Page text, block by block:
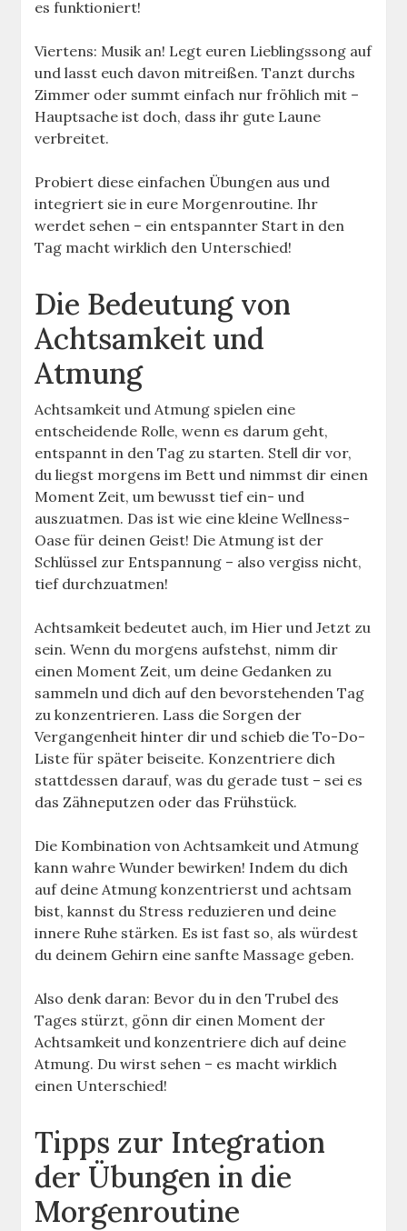
es funktioniert!
Viertens: Musik an! Legt euren Lieblingssong auf
und lasst euch davon mitreißen. Tanzt durchs
Zimmer oder summt einfach nur fröhlich mit –
Hauptsache ist doch, dass ihr gute Laune
verbreitet.
Probiert diese einfachen Übungen aus und
integriert sie in eure Morgenroutine. Ihr
werdet sehen – ein entspannter Start in den
Tag macht wirklich den Unterschied!
Die Bedeutung von
Achtsamkeit und
Atmung
Achtsamkeit und Atmung spielen eine
entscheidende Rolle, wenn es darum geht,
entspannt in den Tag zu starten. Stell dir vor,
du liegst morgens im Bett und nimmst dir einen
Moment Zeit, um bewusst tief ein- und
auszuatmen. Das ist wie eine kleine Wellness-
Oase für deinen Geist! Die Atmung ist der
Schlüssel zur Entspannung – also vergiss nicht,
tief durchzuatmen!
Achtsamkeit bedeutet auch, im Hier und Jetzt zu
sein. Wenn du morgens aufstehst, nimm dir
einen Moment Zeit, um deine Gedanken zu
sammeln und dich auf den bevorstehenden Tag
zu konzentrieren. Lass die Sorgen der
Vergangenheit hinter dir und schieb die To-Do-
Liste für später beiseite. Konzentriere dich
stattdessen darauf, was du gerade tust – sei es
das Zähneputzen oder das Frühstück.
Die Kombination von Achtsamkeit und Atmung
kann wahre Wunder bewirken! Indem du dich
auf deine Atmung konzentrierst und achtsam
bist, kannst du Stress reduzieren und deine
innere Ruhe stärken. Es ist fast so, als würdest
du deinem Gehirn eine sanfte Massage geben.
Also denk daran: Bevor du in den Trubel des
Tages stürzt, gönn dir einen Moment der
Achtsamkeit und konzentriere dich auf deine
Atmung. Du wirst sehen – es macht wirklich
einen Unterschied!
Tipps zur Integration
der Übungen in die
Morgenroutine